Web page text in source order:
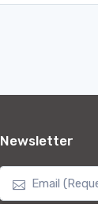
Newsletter